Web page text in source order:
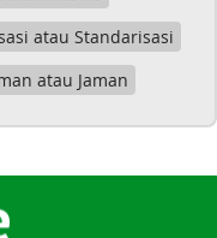
atau Standarisasi
atau Jaman